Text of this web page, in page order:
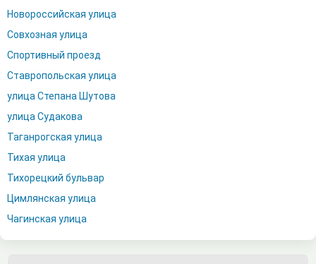
Новороссийская улица
Совхозная улица
Спортивный проезд
Ставропольская улица
улица Степана Шутова
улица Судакова
Таганрогская улица
Тихая улица
Тихорецкий бульвар
Цимлянская улица
Чагинская улица